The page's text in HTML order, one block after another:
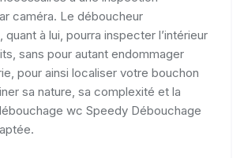
caméra. Le déboucheur
à lui, pourra inspecter l’intérieur
sans pour autant endommager
pour ainsi localiser votre bouchon
sa nature, sa complexité et la
wc Speedy Débouchage